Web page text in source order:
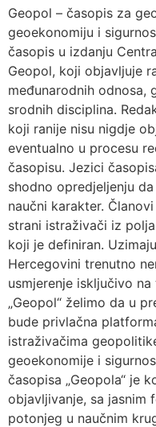
Geopol – časopis za
geoekonomiju i
časopis u izdanju
Geopol, koji objavljuje
međunarodnih odnosa,
srodnih disciplina.
koji ranije nisu nigdje
eventualno u procesu
časopisu. Jezici
shodno opredjeljenju
naučni karakter.
strani istraživači iz
koji je definiran.
Hercegovini trenutno
usmjerenje isključivo
„Geopol“ želimo da u
bude privlačna
istraživačima
geoekonomije i
časopisa „Geopola“ je
objavljivanje, sa jasnim
potonjeg u naučnim